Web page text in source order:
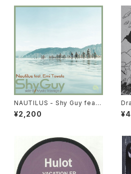
NAUTILUS - Shy Guy feat.
Emi Tawata / Mystic Voyag
e "7"
¥2,200
P"